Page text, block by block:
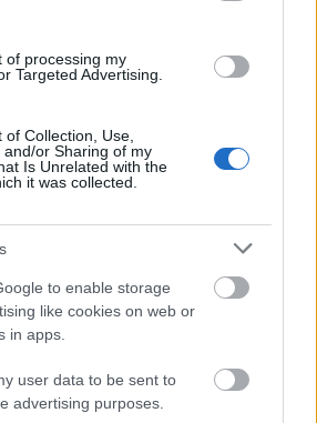
of processing my
Targeted Advertising.
Collection, Use,
and/or Sharing of my
Is Unrelated with the
it was collected.
to enable storage
like cookies on web or
in apps.
user data to be sent to
advertising purposes.
Γερμανίδα
14,30μ., η δεύτερη ήταν η
(8η με 13,95μ.) και η τρίτη η
καθώς έμεινε 13η με 13,28μ.